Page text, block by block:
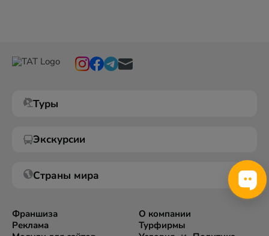
Туры
Экскурсии
Страны мира
Франшиза
Реклама
О компании
Турфирмы